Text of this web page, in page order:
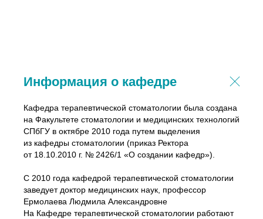
Информация о кафедре
Кафедра терапевтической стоматологии была создана
на Факультете стоматологии и медицинских технологий
СПбГУ в октябре 2010 года путем выделения
из кафедры стоматологии (приказ Ректора
от 18.10.2010 г. № 2426/1 «О создании кафедр»).
С 2010 года кафедрой терапевтической стоматологии
заведует доктор медицинских наук, профессор
Ермолаева Людмила Александровне
На Кафедре терапевтической стоматологии работают